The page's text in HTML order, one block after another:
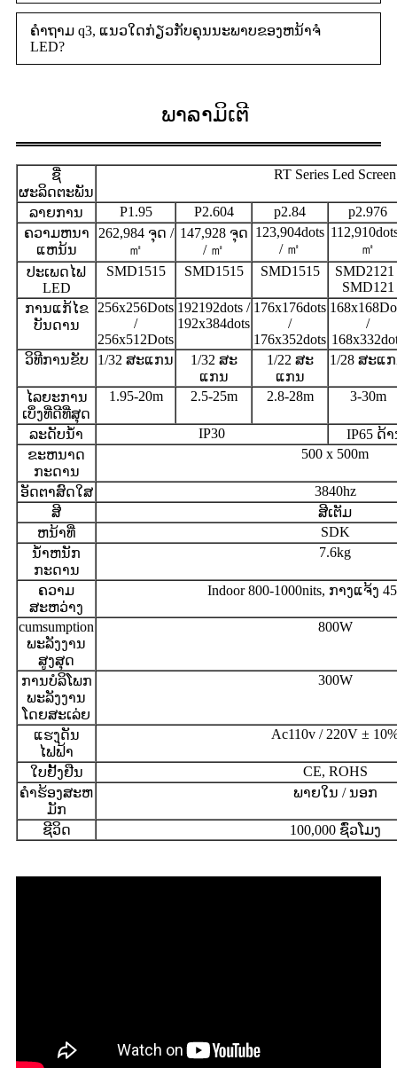
ຄໍາຖາມ q3, ແນວໃດກ່ຽວກັບຄຸນນະພາບຂອງຫນ້າຈໍ
LED?
ພາລາມິເຕີ
ຊື່
ຜະລິດຕະພັນ
RT Series Led Screen
ລາຍການ P1.95 P2.604 p2.84
p2.976
ຄວາມຫນາ
ແຫນ້ນ
262,984 ຈຸດ /
㎡
147,928 ຈຸດ
/ ㎡
123,904dots
/ ㎡
㎡
ປະເພດໄຟ
LED
SMD1515 SMD1515 SMD1515
SMD2121
SMD121
ການແກ້ໄຂ
ບັນດານ
256x256Dots
/
256x512Dots
192192dots /
192x384dots
176x176dots
/
176x352dots
/
ວິທີການຂັບ
1/32 ສະແກນ
1/32 ສະ
ແກນ
1/22 ສະ
ແກນ
1/28 ສະແ
ໄລຍະການ
ເບິ່ງທີ່ດີທີ່ສຸດ
1.95-20m 2.5-25m 2.8-28m 3-30m
ລະດັບນ້ໍາ IP30
IP65 ດ້
ຂະຫນາດ
ກະດານ
500 x 500m
ອັດຕາສົດໃສ
3840hz
ສີ
ສີເຕັມ
ຫນ້າທີ່
SDK
ນ້ໍາຫນັກ
ກະດານ
7.6kg
ຄວາມ
ສະຫວ່າງ
Indoor 800-1000nits, ກາງແຈ້ງ
cumsumption
ພະລັງງານ
ສູງສຸດ
800W
ການບໍລິໂພກ
ພະລັງງານ
ໂດຍສະເລ່ຍ
300W
ແຮງດັນ
ໄຟຟ້າ
Ac110v / 220V ±
ໃບຢັ້ງຢືນ
CE, ROHS
ຄໍາຮ້ອງສະຫ
ມັກ
ພາຍໃນ / ນອກ
ຊີວິດ 100,000 ຊົ່ວໂມງ